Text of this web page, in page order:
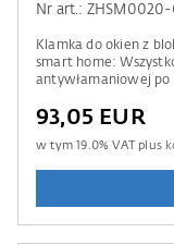
Nr art.: ZHSM0020-
Klamka do okien z
smart home:
antywłamaniowej po zdalny
Apple Home, Amazon
93,05 EUR
w tym19.0% VAT plus